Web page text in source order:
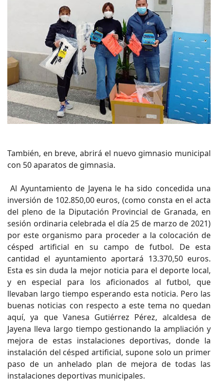
También, en breve, abrirá el nuevo gimnasio municipal
con 50 aparatos de gimnasia.
Al Ayuntamiento de Jayena le ha sido concedida una
inversión de 102.850,00 euros, (como consta en el acta
del pleno de la Diputación Provincial de Granada, en
sesión ordinaria celebrada el día 25 de marzo de 2021)
por este organismo para proceder a la colocación de
césped artificial en su campo de futbol. De esta
cantidad el ayuntamiento aportará 13.370,50 euros.
Esta es sin duda la mejor noticia para el deporte local,
y en especial para los aficionados al futbol, que
llevaban largo tiempo esperando esta noticia. Pero las
buenas noticias con respecto a este tema no quedan
aquí, ya que Vanesa Gutiérrez Pérez, alcaldesa de
Jayena lleva largo tiempo gestionando la ampliación y
mejora de estas instalaciones deportivas, donde la
instalación del césped artificial, supone solo un primer
paso de un anhelado plan de mejora de todas las
instalaciones deportivas municipales.